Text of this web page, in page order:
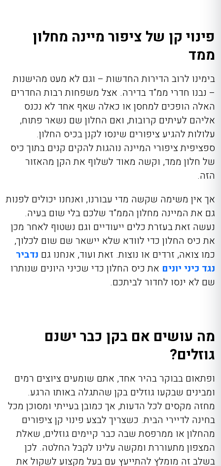
פינוי קן של ציפור מיינה מחלון
ממד
בימינו לרוב הדירות החדשות – וגם לא מעט מהישנות
– נבנו חדרי ממ”ד בדירה. אצל משפחות רבות החדרים
האלה הופכים למחסן או כאלה שאף אחד לא נכנס
אליהם לעיתים קרובות, ואם החלון שם נשאר פתוח,
עלולות להגיע ציפורים שינסו לקנן בכיס החלון.
ספציפית ציפורי המיינה נוהגות להקים קנים בתוך כיס
של חלון ממד, וקשה מאוד לשלוף את הקן מהאזור
הזה.
אך אין משימה שקשה מדי עבורנו, ואנחנו יכולים לפנות
גם את המיינה מחלון הממ”ד שלכם בלי שום בעיה.
נעשה זאת בעזרת כלים ייעודיים וגם נשטוף לאחר מכן
את כיס החלון כדי לוודא שלא יישאר שם שום לכלוך,
כמו צואה, זרדים או נוצות. זאת ועוד, אנחנו גם נדביר
נגד כיני יונים את כיס החלון כדי שכיני היונים שנותרו
שם לא ינסו לחדור לביתכם.
מה עושים אם בקן כבר ישנם
גוזלים?
ופתאום בבוקר בהיר אחד, אתם שומעים ציוצים רמים
ומבינים שבקעו גוזלים בקן שהתגלה באותו הרגע.
מחזה מקסים לכל הדעות, אך כמובן בעייתי ומסוכן מכל
בחינה לדיירי הבית. כשצריך לבצע פינוי קן ציפורים
מהחלון או ממרפסת שבה כבר קיימים גוזלים, שאלת
המצפון מתעוררת ומקשה עלינו לקבל החלטה. לכן
בשלב זה מומלץ להתייעץ עם בעל מקצוע לשקול את